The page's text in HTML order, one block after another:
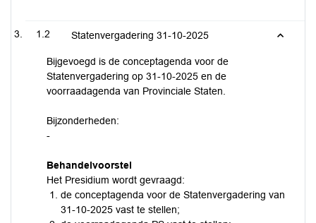
1.2 Statenvergadering 31-10-2025
Bijgevoegd is de conceptagenda voor de
Statenvergadering op 31-10-2025 en de
voorraadagenda van Provinciale Staten.
Bijzonderheden:
-
Behandelvoorstel
Het Presidium wordt gevraagd:
de conceptagenda voor de Statenvergadering van
31-10-2025 vast te stellen;